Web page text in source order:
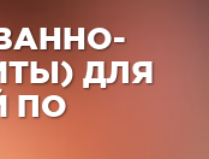
ДЛЯ
ПО